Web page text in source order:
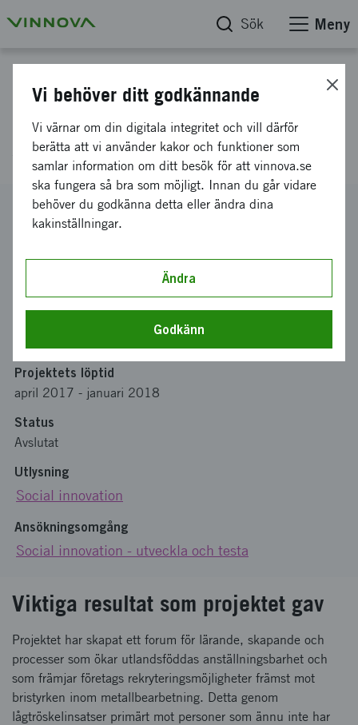
Sök Meny
Kullag(r)et - som får hjulen att
snurra
Diarienummer
2017-00045
Koordinator
ODEN OCH FREJAS FIXARTJÄNST I VAGGERYD
EKONOMISK FÖRENING
Projektets löptid
april 2017 - januari 2018
Status
Avslutat
Utlysning
Social innovation
Ansökningsomgång
Social innovation - utveckla och testa
Viktiga resultat som projektet gav
Projektet har skapat ett forum för lärande, skapande och
processer som ökar utlandsföddas anställningsbarhet och
som främjar företags rekryteringsmöjligheter främst mot
bristyrken inom metallbearbetning. Detta genom
lågtröskelinsatser primärt mot personer som ännu inte har
Vi behöver ditt godkännande
Vi värnar om din digitala integritet och vill därför
berätta att vi använder kakor och funktioner som
samlar information om ditt besök för att vinnova.se
ska fungera så bra som möjligt. Innan du går vidare
behöver du godkänna detta eller ändra dina
kakinställningar.
Ändra
Godkänn